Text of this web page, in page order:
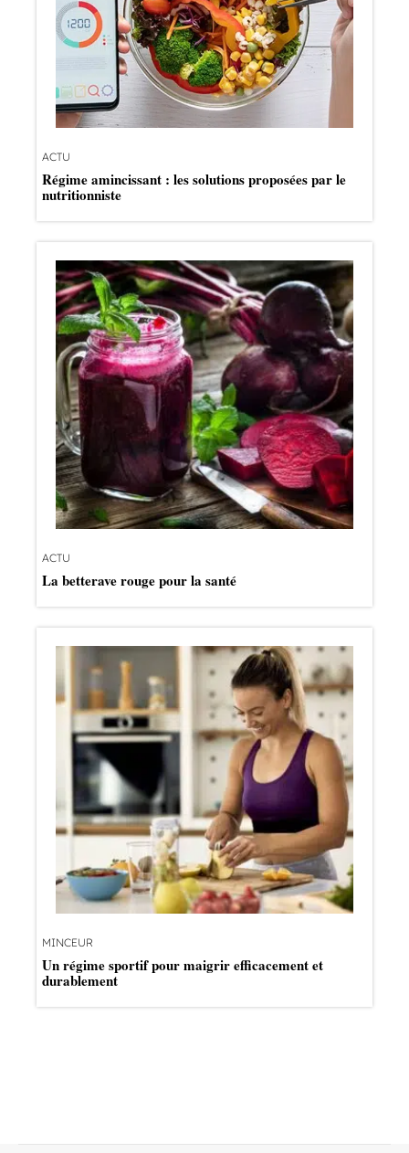
ACTU
Régime amincissant : les solutions proposées par le
nutritionniste
ACTU
La betterave rouge pour la santé
MINCEUR
Un régime sportif pour maigrir efficacement et
durablement